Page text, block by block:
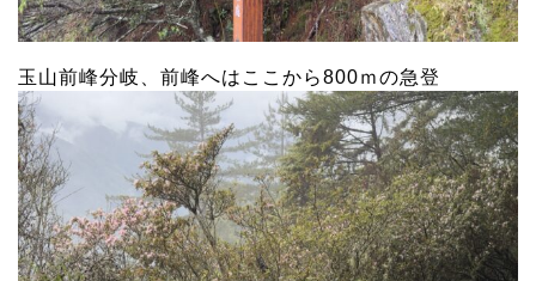
玉山前峰分岐、前峰へはここから800ｍの急登